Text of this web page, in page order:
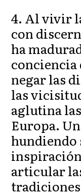
4. Al vivir
con
ha
conciencia
negar las
las
aglutina
Europa.
hundiendo
articular